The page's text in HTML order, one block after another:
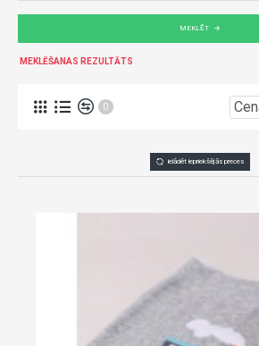
MEKLĒT
MEKLĒŠANAS REZULTĀTS
0
ielādēt iepriekšējās preces